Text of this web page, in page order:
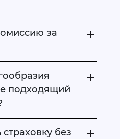
за
подходящий
без